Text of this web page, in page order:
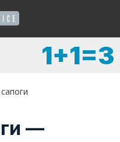
1+1=3
—